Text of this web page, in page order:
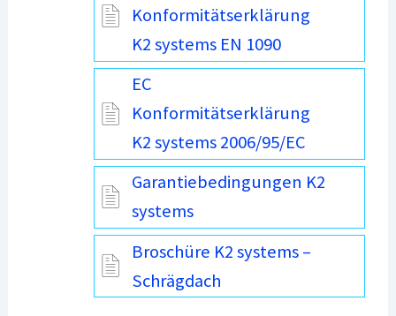
Konformitätserklärung
K2 systems EN 1090
EC
Konformitätserklärung
K2 systems 2006/95/EC
Garantiebedingungen K2
systems
Broschüre K2 systems –
Schrägdach